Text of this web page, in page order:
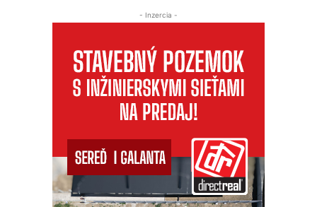
- Inzercia -